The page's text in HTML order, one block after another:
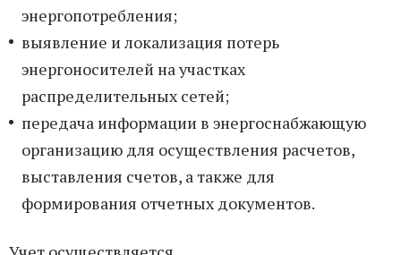
энергопотребления;
выявление и локализация потерь
энергоносителей на участках
распределительных сетей;
передача информации в энергоснабжающую
организацию для осуществления расчетов,
выставления счетов, а также для
формирования отчетных документов.